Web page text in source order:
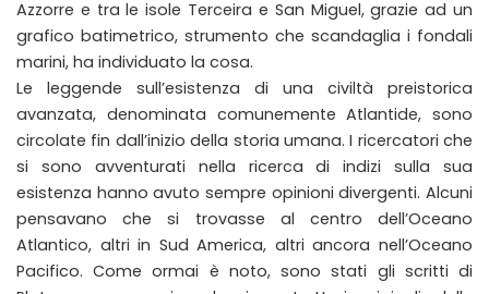
Azzorre e tra le isole Terceira e San Miguel, grazie ad un
grafico batimetrico, strumento che scandaglia i fondali
marini, ha individuato la cosa.
Le leggende sull’esistenza di una civiltà preistorica
avanzata, denominata comunemente Atlantide, sono
circolate fin dall’inizio della storia umana. I ricercatori che
si sono avventurati nella ricerca di indizi sulla sua
esistenza hanno avuto sempre opinioni divergenti. Alcuni
pensavano che si trovasse al centro dell’Oceano
Atlantico, altri in Sud America, altri ancora nell’Oceano
Pacifico. Come ormai è noto, sono stati gli scritti di